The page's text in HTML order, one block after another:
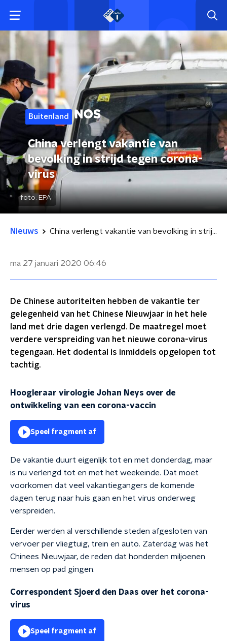
Buitenland
China verlengt vakantie van
bevolking in strijd tegen corona-
virus
foto: EPA
Nieuws China verlengt vakantie van bevolking in strijd tegen corona-virus
ma 27 januari 2020 06:46
De Chinese autoriteiten hebben de vakantie ter
gelegenheid van het Chinese Nieuwjaar in het hele
land met drie dagen verlengd. De maatregel moet
verdere verspreiding van het nieuwe corona-virus
tegengaan. Het dodental is inmiddels opgelopen tot
tachtig.
Hoogleraar virologie Johan Neys over de
ontwikkeling van een corona-vaccin
Speel fragment af
De vakantie duurt eigenlijk tot en met donderdag, maar
is nu verlengd tot en met het weekeinde. Dat moet
voorkomen dat veel vakantiegangers de komende
dagen terug naar huis gaan en het virus onderweg
verspreiden.
Eerder werden al verschillende steden afgesloten van
vervoer per vliegtuig, trein en auto. Zaterdag was het
Chinees Nieuwjaar, de reden dat honderden miljoenen
mensen op pad gingen.
Correspondent Sjoerd den Daas over het corona-
virus
Speel fragment af